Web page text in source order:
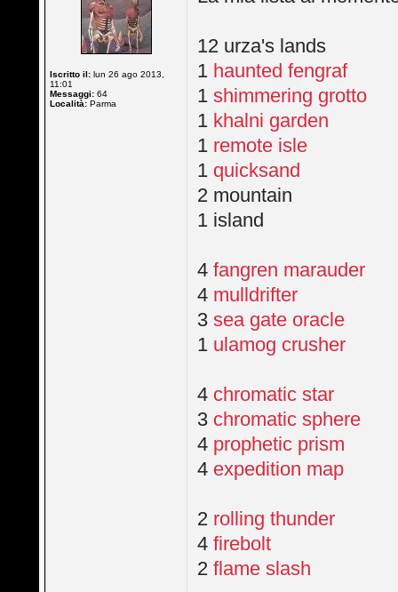
Iscritto il: lun 26 ago 2013,
11:01
Messaggi: 64
Località: Parma
12 urza's lands
1 haunted fengraf
1shimmering grotto
1 khalni garden
1 remote isle
1 quicksand
2 mountain
1 island
4fangren marauder
4 mulldrifter
3sea gate oracle
1 ulamog crusher
4 chromatic star
3 chromatic sphere
4 prophetic prism
4 expedition map
2 rolling thunder
4firebolt
2flame slash